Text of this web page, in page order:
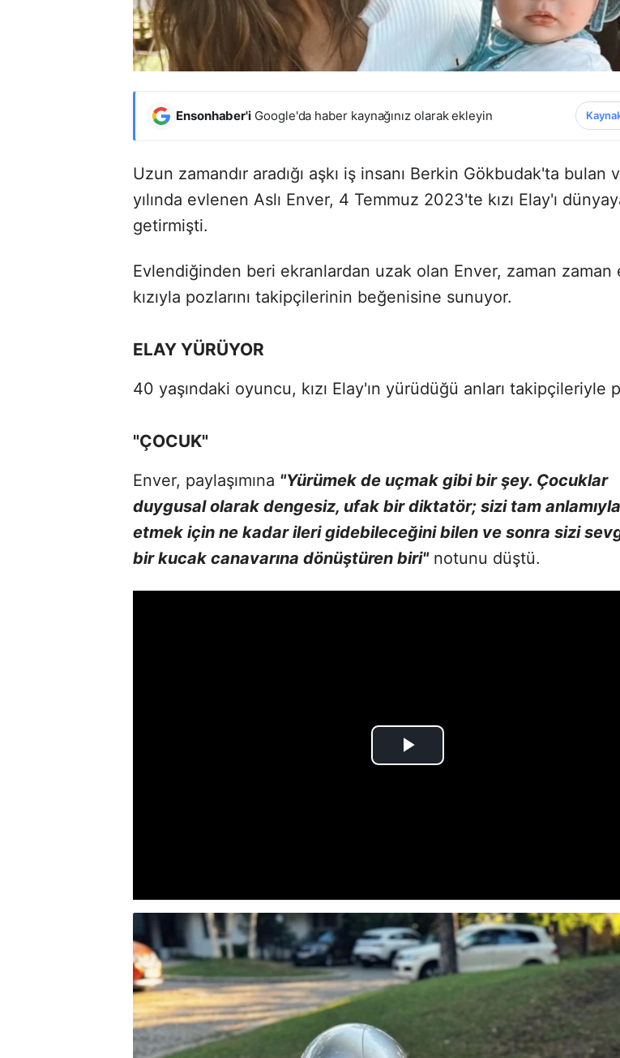
Ensonhaber'i Google'da haber kaynağınız olarak ekleyin
Uzun zamandır aradığı aşkı iş insanı Berkin Gökbudak'ta bulan
yılında evlenen Aslı Enver, 4 Temmuz 2023'te kızı Elay'ı
getirmişti.
Evlendiğinden beri ekranlardan uzak olan Enver, zaman zaman
kızıyla pozlarını takipçilerinin beğenisine sunuyor.
ELAY YÜRÜYOR
40 yaşındaki oyuncu, kızı Elay'ın yürüdüğü anları takipçileriyle
"ÇOCUK"
Enver, paylaşımına "Yürümek de uçmak gibi bir şey. Çocuklar
duygusal olarak dengesiz, ufak bir diktatör; sizi tam
etmek için ne kadar ileri gidebileceğini bilen ve sonra sizi
bir kucak canavarına dönüştüren biri"notunu düştü.